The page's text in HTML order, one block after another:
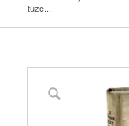
tüze...